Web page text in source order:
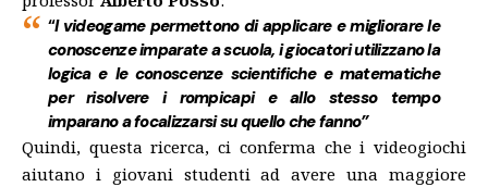
“I videogame permettono di applicare e migliorare le
conoscenze imparate a scuola, i giocatori utilizzano la
logica e le conoscenze scientifiche e matematiche
per risolvere i rompicapi e allo stesso tempo
imparano a focalizzarsi su quello che fanno”
Quindi, questa ricerca, ci conferma che i videogiochi
aiutano i giovani studenti ad avere una maggiore